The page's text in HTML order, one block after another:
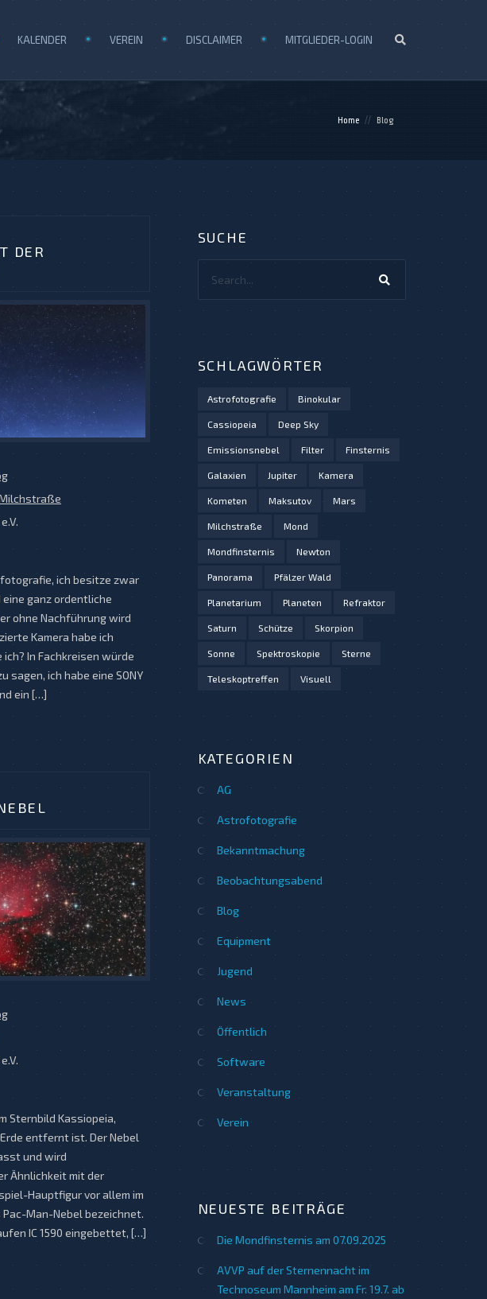
KALENDER VEREIN DISCLAIMER MITGLIEDER-LOGIN
Home Blog
DER
ich besitze zwar
eine ganz ordentliche
ohne Nachführung wird
Kamera habe ich
In Fachkreisen würde
ich habe eine SONY
ein […]
Sternbild Kassiopeia,
entfernt ist. Der Nebel
und wird
Ähnlichkeit mit der
Hauptfigur vor allem im
Man-Nebel bezeichnet.
IC 1590 eingebettet, […]
SUCHE
Search...
SCHLAGWÖRTER
Astrofotografie Binokular
Cassiopeia Deep Sky
Emissionsnebel Filter Finsternis
Galaxien Jupiter Kamera
Kometen Maksutov Mars
Milchstraße Mond
Mondfinsternis Newton
Panorama Pfälzer Wald
Planetarium Planeten Refraktor
Saturn Schütze Skorpion
Sonne Spektroskopie Sterne
Teleskoptreffen Visuell
KATEGORIEN
AG
Astrofotografie
Bekanntmachung
Beobachtungsabend
Blog
Equipment
Jugend
News
Öffentlich
Software
Veranstaltung
Verein
NEUESTE BEITRÄGE
Die Mondfinsternis am 07.09.2025
AVVP auf der Sternennacht im
Technoseum Mannheim am Fr. 19.7. ab